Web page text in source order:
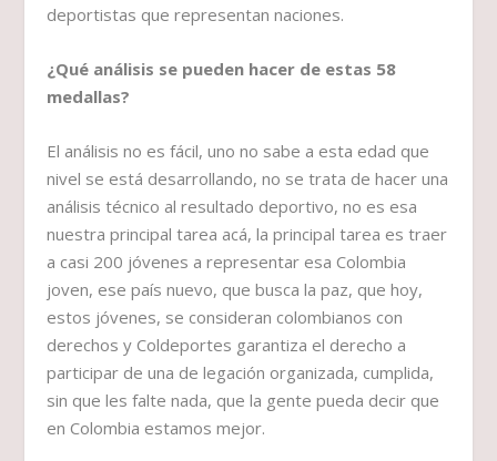
deportistas que representan naciones.
¿Qué análisis se pueden hacer de estas 58
medallas?
El análisis no es fácil, uno no sabe a esta edad que
nivel se está desarrollando, no se trata de hacer una
análisis técnico al resultado deportivo, no es esa
nuestra principal tarea acá, la principal tarea es traer
a casi 200 jóvenes a representar esa Colombia
joven, ese país nuevo, que busca la paz, que hoy,
estos jóvenes, se consideran colombianos con
derechos y Coldeportes garantiza el derecho a
participar de una de legación organizada, cumplida,
sin que les falte nada, que la gente pueda decir que
en Colombia estamos mejor.